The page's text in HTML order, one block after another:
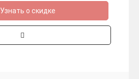
Узнать о скидке